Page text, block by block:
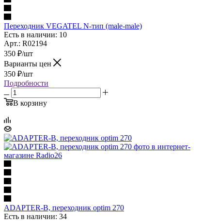
Переходник VEGATEL N-тип (male-male)
Есть в наличии: 10
Арт.: R02194
350 ₽/шт
Варианты цен
350 ₽/шт
Подробности
В корзину
ADAPTER-B, переходник optim 270
Есть в наличии: 34